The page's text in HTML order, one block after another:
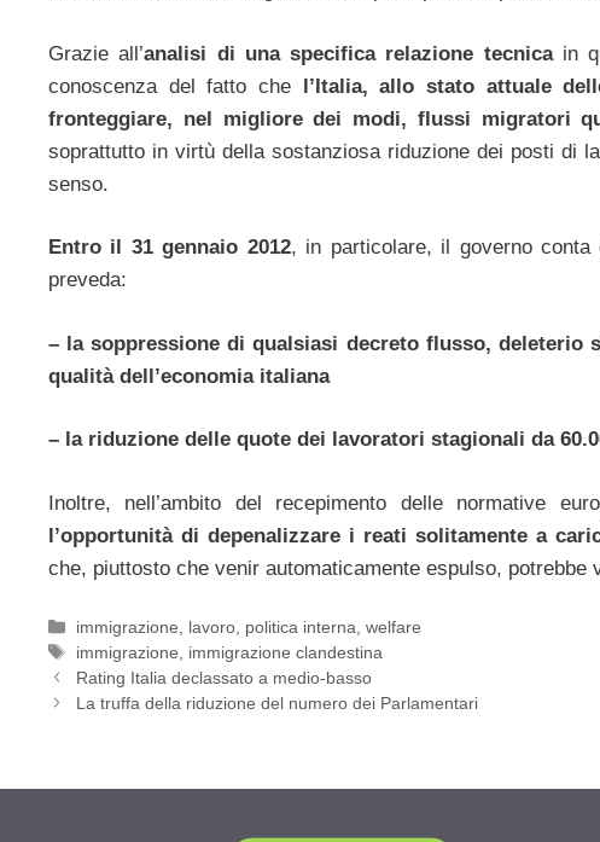
Grazie all’analisi di una specifica relazione tecnicain
conoscenza del fatto chel’Italia, allo stato attuale
fronteggiare, nel migliore dei modi, flussi migratori
soprattutto in virtù della sostanziosa riduzione dei posti di
senso.
Entro il 31 gennaio 2012, in particolare, il governo
preveda:
– la soppressione di qualsiasi decreto flusso, deleterio
qualità dell’economia italiana
– la riduzione delle quote dei lavoratori stagionali da
Inoltre, nell’ambito del recepimento delle normative
l’opportunità di depenalizzare i reati solitamente a
che, piuttosto che venir automaticamente espulso, potrebbe
Categorie
immigrazione lavoro politica interna ,welfare
Tag
immigrazione
immigrazione clandestina
Rating Italia declassato a medio-basso
La truffa della riduzione del numero dei Parlamentari